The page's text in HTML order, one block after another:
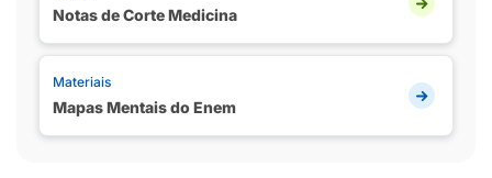
Notas de Corte Medicina
Materiais
Mapas Mentais do Enem